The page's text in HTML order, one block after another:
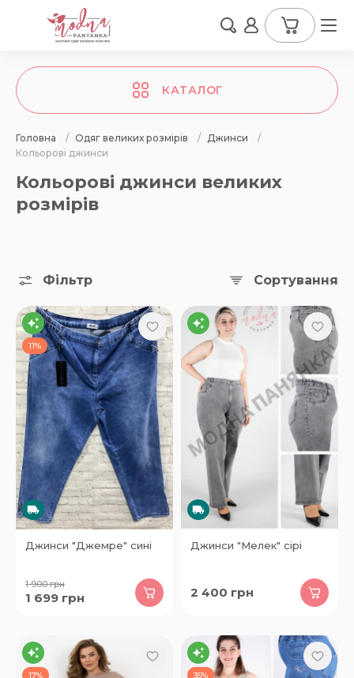
КАТАЛОГ
Головна / Одяг великих розмірів / Джинси
/
Кольорові джинси
Кольорові джинси великих
розмірів
Фільтр Сортування
11%
Джинси "Джемре" сині
1 900грн
1 699 грн
Джинси "Мелек" сірі
2 400 грн
17% 35%